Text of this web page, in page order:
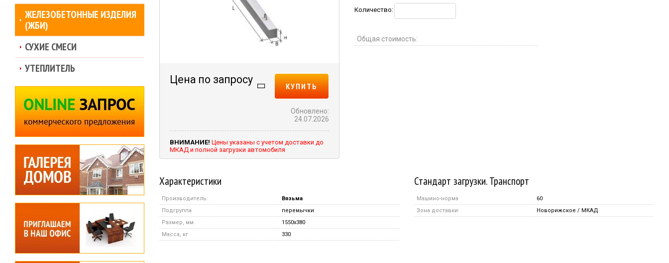
Цена по запросу
КУПИТЬ
Обновлено:
24.07.2026
ВНИМАНИЕ! Цены указаны с учетом доставки до
МКАД и полной загрузки автомобиля
Количество:
Общая стоимость:
Характеристики
Производитель:
Вязьма
Подгруппа
перемычки
Размер, мм
1550x380
Масса, кг
330
Стандарт загрузки. Транспорт
Машино-норма
60
Зона доставки:
Новорижское / МКАД
ЖЕЛЕЗОБЕТОННЫЕ ИЗДЕЛИЯ
(ЖБИ)
СУХИЕ СМЕСИ
УТЕПЛИТЕЛЬ